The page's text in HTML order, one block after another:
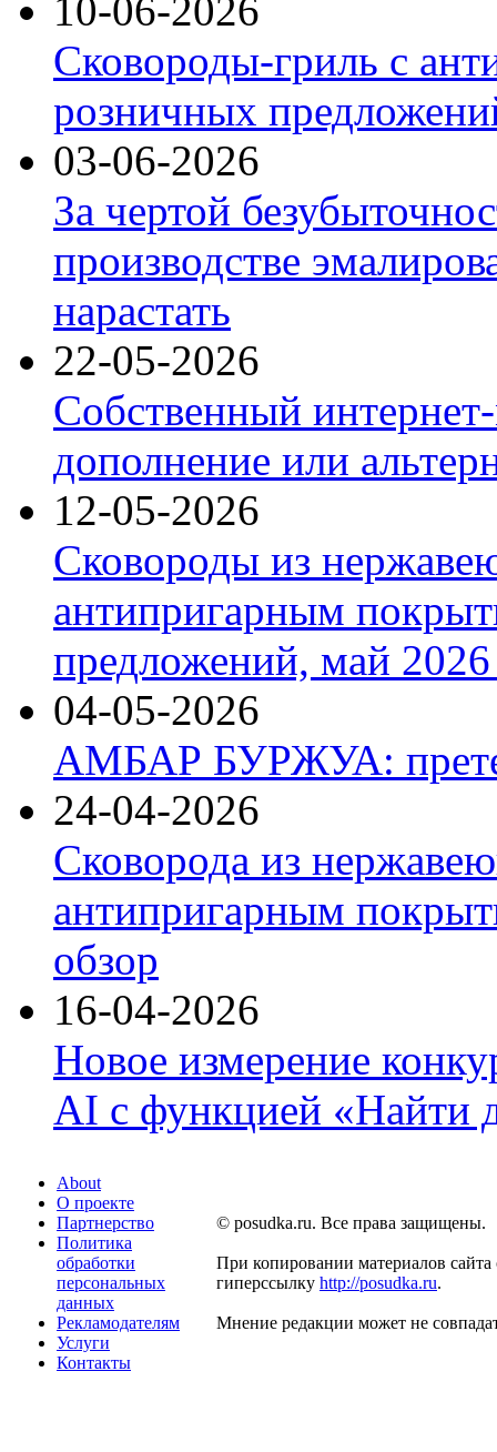
10-06-2026
Сковороды-гриль с
розничных
03-06-2026
За чертой
производстве
нарастать
22-05-2026
Собственный
дополнение или
12-05-2026
Сковороды из
антипригарным
предложений, май 2026
04-05-2026
АМБАР БУРЖУА:
24-04-2026
Сковорода из
антипригарным
обзор
16-04-2026
Новое измерение
AI с функцией «Найти
About
О проекте
Партнерство
Политика
обработки
персональных
данных
Рекламодателям
Услуги
Контакты
© posudka.ru. Все права защищены.
При копировании материалов сайта
гиперссылку http://posudka.ru.
Мнение редакции может не